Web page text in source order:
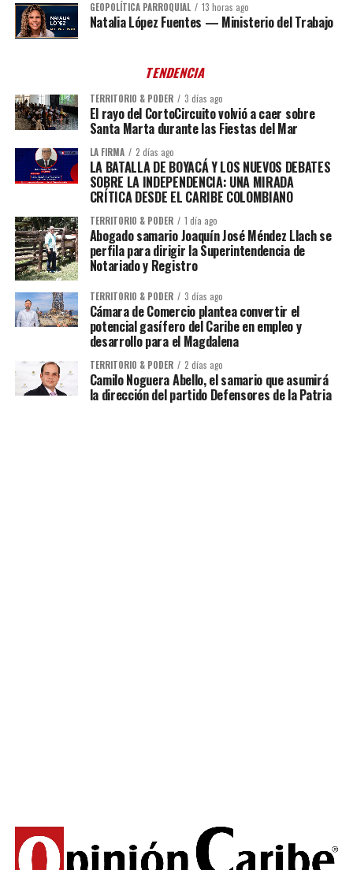
GEOPOLÍTICA PARROQUIAL 13 horas ago
Natalia López Fuentes — Ministerio del Trabajo
TENDENCIA
TERRITORIO & PODER 3 días ago
El rayo del CortoCircuito volvió a caer sobre
Santa Marta durante las Fiestas del Mar
LA FIRMA 2 días ago
LA BATALLA DE BOYACÁ Y LOS NUEVOS DEBATES
SOBRE LA INDEPENDENCIA: UNA MIRADA
CRÍTICA DESDE EL CARIBE COLOMBIANO
TERRITORIO & PODER 1 día ago
Abogado samario Joaquín José Méndez Llach se
perfila para dirigir la Superintendencia de
Notariado y Registro
TERRITORIO & PODER 3 días ago
Cámara de Comercio plantea convertir el
potencial gasífero del Caribe en empleo y
desarrollo para el Magdalena
TERRITORIO & PODER 2 días ago
Camilo Noguera Abello, el samario que asumirá
la dirección del partido Defensores de la Patria